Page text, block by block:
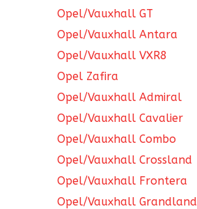
Opel/Vauxhall GT
Opel/Vauxhall Antara
Opel/Vauxhall VXR8
Opel Zafira
Opel/Vauxhall Admiral
Opel/Vauxhall Cavalier
Opel/Vauxhall Combo
Opel/Vauxhall Crossland
Opel/Vauxhall Frontera
Opel/Vauxhall Grandland